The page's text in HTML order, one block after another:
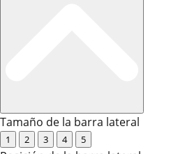
Tamaño de la barra lateral
1 2 3 4 5